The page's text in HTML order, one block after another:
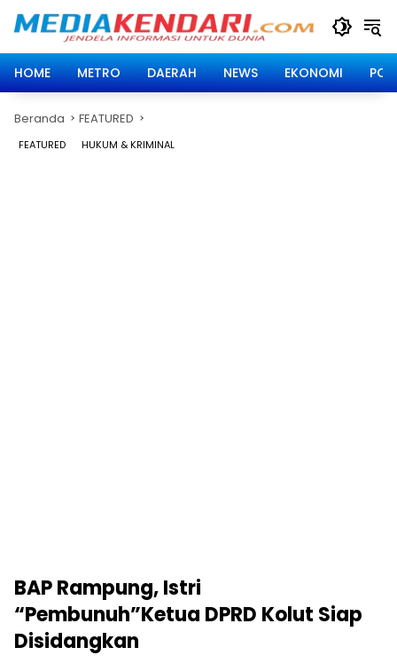
HOME
METRO DAERAH NEWS EKONOMI
Beranda FEATURED
FEATURED HUKUM & KRIMINAL
BAP Rampung, Istri
“Pembunuh”Ketua DPRD Kolut Siap
Disidangkan